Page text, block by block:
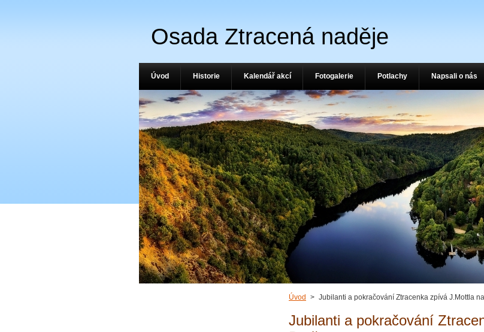
Osada Ztracená naděje
Úvod > Jubilanti a pokračování Ztracenka zpívá J.Mottla
Jubilanti a pokračování
Úvod Historie Kalendář akcí Fotogalerie Potlachy Napsali o nás